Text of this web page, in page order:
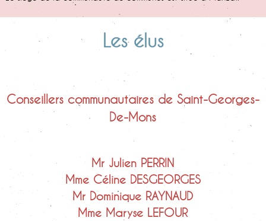
Les élus
Conseillers communautaires de Saint-Georges-
De-Mons
Mr Julien PERRIN
Mme Céline DESGEORGES
Mr Dominique RAYNAUD
Mme Maryse LEFOUR